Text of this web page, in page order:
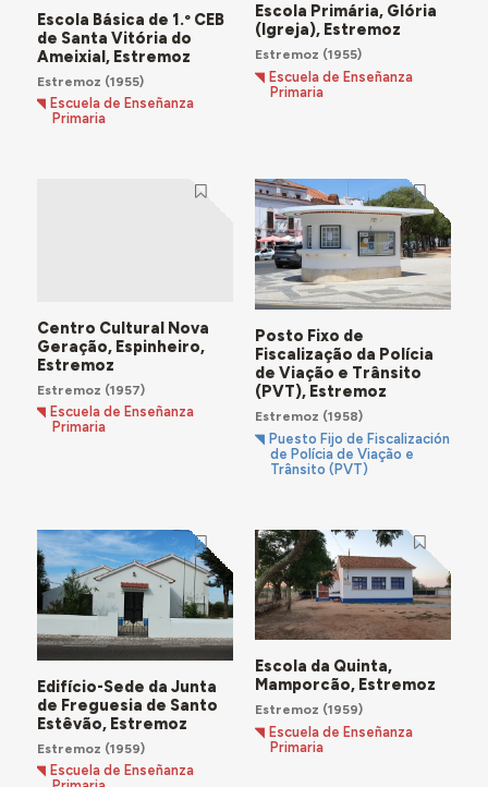
Escola Básica de 1.º CEB
de Santa Vitória do
Ameixial, Estremoz
Estremoz (1955)
Escuela de Enseñanza
Primaria
Escola Primária, Glória
(Igreja), Estremoz
Estremoz (1955)
Escuela de Enseñanza
Primaria
Centro Cultural Nova
Geração, Espinheiro,
Estremoz
Estremoz (1957)
Escuela de Enseñanza
Primaria
Posto Fixo de
Fiscalização da Polícia
de Viação e Trânsito
(PVT), Estremoz
Estremoz (1958)
Puesto Fijo de Fiscalización
de Polícia de Viação e
Trânsito (PVT)
Edifício-Sede da Junta
de Freguesia de Santo
Estêvão, Estremoz
Estremoz (1959)
Escuela de Enseñanza
Escola da Quinta,
Mamporcão, Estremoz
Estremoz (1959)
Escuela de Enseñanza
Primaria